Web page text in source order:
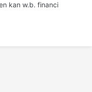
kan w.b. financi